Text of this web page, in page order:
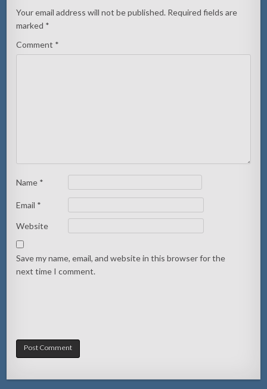
Your email address will not be published. Required fields are
marked *
Comment *
Name *
Email *
Website
Save my name, email, and website in this browser for the
next time I comment.